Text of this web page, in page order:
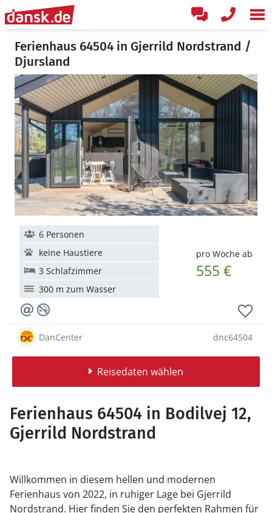
Ferienhaus 64504 in Gjerrild Nordstrand /
Djursland
pro Woche ab
555 €
6 Personen
keine Haustiere
3 Schlafzimmer
300 m zum Wasser
DanCenter dnc64504
Reisedaten wählen
Ferienhaus 64504 in Bodilvej 12,
Gjerrild Nordstrand
Willkommen in diesem hellen und modernen
Ferienhaus von 2022, in ruhiger Lage bei Gjerrild
Nordstrand. Hier finden Sie den perfekten Rahmen für